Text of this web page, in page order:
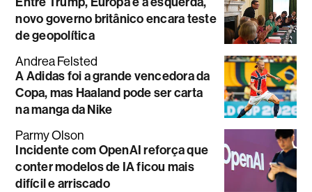
novo governo britânico encara teste
de geopolítica
Andrea Felsted
A Adidas foi a grande vencedora da
Copa, mas Haaland pode ser carta
na manga da Nike
Parmy Olson
Incidente com OpenAI reforça que
conter modelos de IA ficou mais
difícil e arriscado